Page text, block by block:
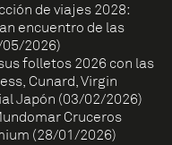
de viajes 2028:
encuentro de las
2026)
folletos 2026 con las
Cunard, Virgin
Japón (03/02/2026)
Cruceros
(28/01/2026)